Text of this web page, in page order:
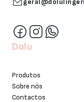
Dolu
Produtos
Sobre nós
Contactos